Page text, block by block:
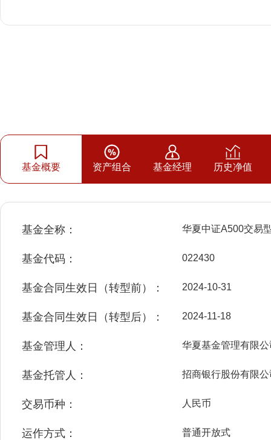
基金概要 资产组合 基金经理 历史净值
基金全称： 华夏中证A500交易
基金代码： 022430
基金合同生效日（转型前）： 2024-10-31
基金合同生效日（转型后）： 2024-11-18
基金管理人： 华夏基金管理有限公
基金托管人： 招商银行股份有限公
交易币种： 人民币
运作方式： 普通开放式